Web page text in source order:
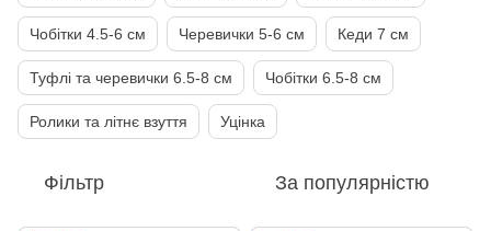
Чобітки 4.5-6 см Черевички 5-6 см Кеди 7 см
Туфлі та черевички 6.5-8 см Чобітки 6.5-8 см
Ролики та літнє взуття Уцінка
Фільтр За популярністю